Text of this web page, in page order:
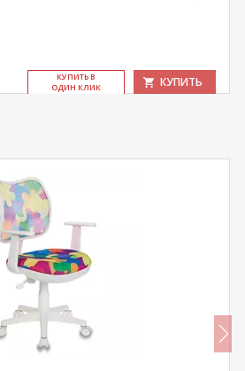
КУ­ПИТЬ В
ОДИН КЛИК
КУПИТЬ